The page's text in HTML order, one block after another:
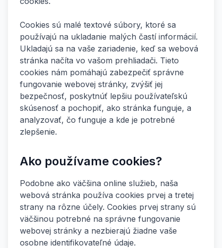
Cookies sú malé textové súbory, ktoré sa
používajú na ukladanie malých častí informácií.
Ukladajú sa na vaše zariadenie, keď sa webová
stránka načíta vo vašom prehliadači. Tieto
cookies nám pomáhajú zabezpečiť správne
fungovanie webovej stránky, zvýšiť jej
bezpečnosť, poskytnúť lepšiu používateľskú
skúsenosť a pochopiť, ako stránka funguje, a
analyzovať, čo funguje a kde je potrebné
zlepšenie.
Ako používame cookies?
Podobne ako väčšina online služieb, naša
webová stránka používa cookies prvej a tretej
strany na rôzne účely. Cookies prvej strany sú
väčšinou potrebné na správne fungovanie
webovej stránky a nezbierajú žiadne vaše
osobne identifikovateľné údaje.